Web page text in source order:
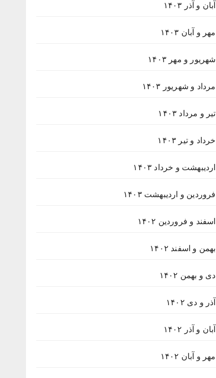
آبان و آذر ۱۴۰۳
مهر و آبان ۱۴۰۳
شهریور و مهر ۱۴۰۳
مرداد و شهریور ۱۴۰۳
تیر و مرداد ۱۴۰۳
خرداد و تیر ۱۴۰۳
اردیبهشت و خرداد ۱۴۰۳
فروردین و اردیبهشت ۱۴۰۳
اسفند و فروردین ۱۴۰۲
بهمن و اسفند ۱۴۰۲
دی و بهمن ۱۴۰۲
آذر و دی ۱۴۰۲
آبان و آذر ۱۴۰۲
مهر و آبان ۱۴۰۲